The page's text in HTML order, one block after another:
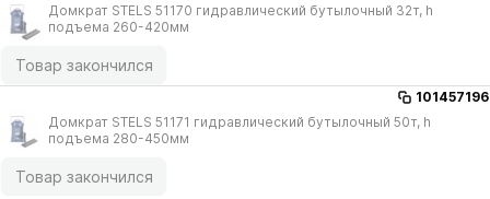
Домкрат STELS 51170 гидравлический бутылочный 32т, h
подъема 260-420мм
Товар закончился
101457196
Домкрат STELS 51171 гидравлический бутылочный 50т, h
подъема 280-450мм
Товар закончился